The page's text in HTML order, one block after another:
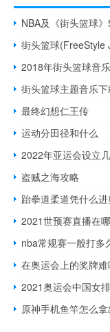
NBA及《街头篮球
街头篮球(FreeStyle
2018年街头篮球音
街头篮球主题音乐下
最终幻想仁王传
运动分田径和什么
2022年亚运会设立
盗贼之海攻略
跆拳道柔道凭什么
2021世预赛直播在
nba常规赛一般打多
在奥运会上的奖牌
2021奥运会中国女
原神手机鱼竿怎么